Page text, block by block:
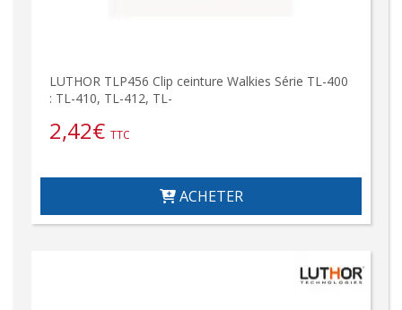
LUTHOR TLP456 Clip ceinture Walkies Série TL-400
: TL-410, TL-412, TL-
2,42€ TTC
ACHETER